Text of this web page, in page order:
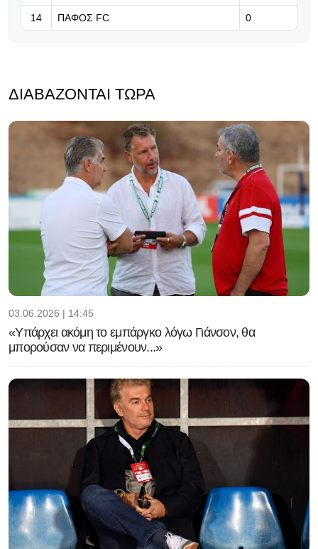
14 ΠΑΦΟΣ FC 0
ΔΙΑΒΆΖΟΝΤΑΙ ΤΏΡΑ
03.06.2026 | 14:45
«Υπάρχει ακόμη το εμπάργκο λόγω Γιάνσον, θα
μπορούσαν να περιμένουν...»